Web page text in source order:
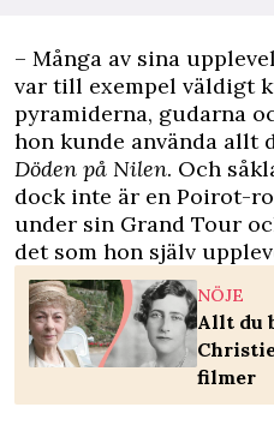
– Många av sina
var till exempel väldigt
pyramiderna, gudarna
hon kunde använda allt
Döden på Nilen. Och
dock inte är en Poirot-
under sin Grand Tour
det som hon själv
NÖJE
Allt du
filmer